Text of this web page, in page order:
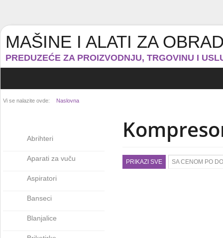
MAŠINE I ALATI ZA
PREDUZEĆE ZA PROIZVODNJU, TRGOVINU I
Vi se nalazite ovde: Naslovna
Abrihteri
Aparati za vuču
Aspiratori
Banseci
Blanjalice
PRIKAZI SVE SA CENOM PO